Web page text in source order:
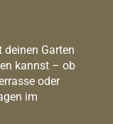
deinen Garten
kannst – ob
oder
im